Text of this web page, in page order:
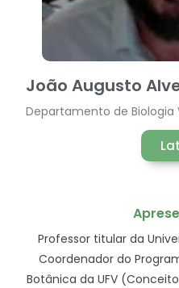
João Augusto
Departamento de Biologia
Professor titular da
Coordenador do
Botânica da UFV